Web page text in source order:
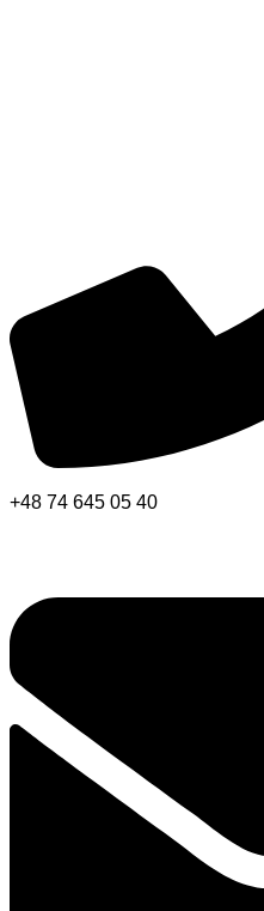
+48 74 645 05 40